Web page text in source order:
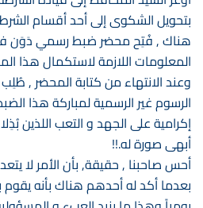
بتحويل الشكوى إلى أحد أقسام
هناك , فُتِح محضر ضبط رسمي دَوَن
المعلومات اللازمة لاستكمال هذا
وعند الانتهاء من كتابة المحضر ,
الرسوم غير الرسمية لمباركة هذا
إكرامية على الجهد و التعب اللذين
أبهى صورة له.!!
أحس صاحبنا , حقيقة, بأن الأمر لا
بعدما أكد له أحدهم هناك بأنه